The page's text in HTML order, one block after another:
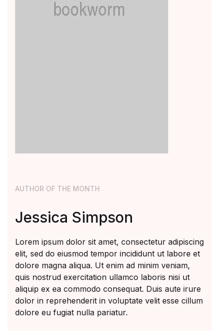
AUTHOR OF THE MONTH
Jessica Simpson
Lorem ipsum dolor sit amet, consectetur adipiscing
elit, sed do eiusmod tempor incididunt ut labore et
dolore magna aliqua. Ut enim ad minim veniam,
quis nostrud exercitation ullamco laboris nisi ut
aliquip ex ea commodo consequat. Duis aute irure
dolor in reprehenderit in voluptate velit esse cillum
dolore eu fugiat nulla pariatur.